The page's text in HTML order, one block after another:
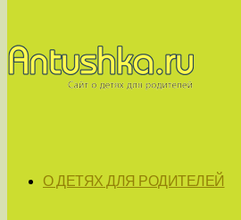
О ДЕТЯХ ДЛЯ РОДИТЕЛЕЙ